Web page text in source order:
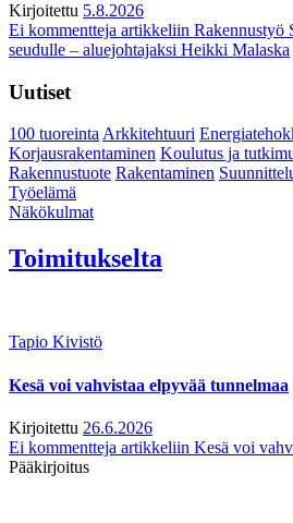
Kirjoitettu 5.8.2026
Ei kommentteja artikkeliin Rakennustyö
seudulle – aluejohtajaksi Heikki Malaska
Uutiset
100 tuoreintaArkkitehtuuri
Korjausrakentaminen Koulutus ja
Rakennustuote Rakentaminen
Työelämä
Näkökulmat
Toimitukselta
Tapio Kivistö
Kesä voi vahvistaa elpyvää tunnelmaa
Kirjoitettu 26.6.2026
Ei kommentteja artikkeliin Kesä voi
Pääkirjoitus